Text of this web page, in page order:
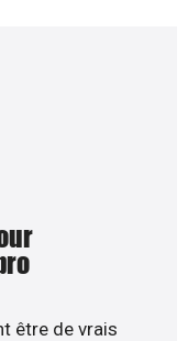
être de vrais